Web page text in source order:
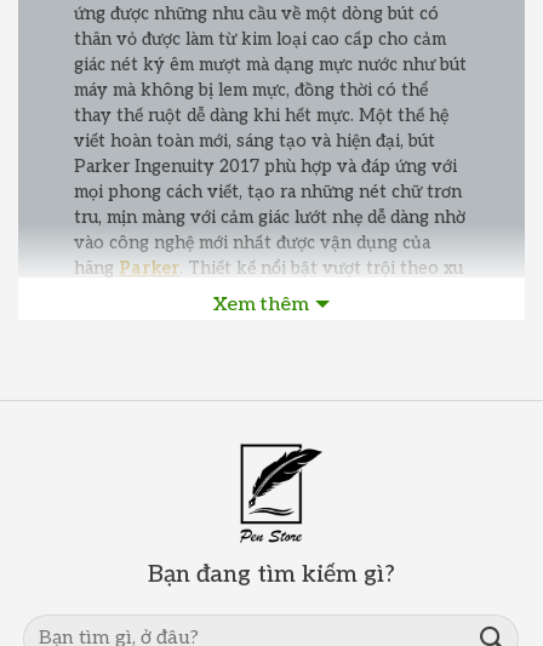
ứng được những nhu cầu về một dòng bút có
thân vỏ được làm từ kim loại cao cấp cho cảm
giác nét ký êm mượt mà dạng mực nước như bút
máy mà không bị lem mực, đồng thời có thể
thay thế ruột dễ dàng khi hết mực. Một thế hệ
viết hoàn toàn mới, sáng tạo và hiện đại, bút
Parker Ingenuity 2017 phù hợp và đáp ứng với
mọi phong cách viết, tạo ra những nét chữ trơn
tru, mịn màng với cảm giác lướt nhẹ dễ dàng nhờ
vào công nghệ mới nhất được vận dụng của
hãng Parker. Thiết kế nổi bật vượt trội theo xu
hướng năng động hiện đại, bút viết Parker 5th
2017 thế hệ 5th ngay sau đây…!
Xem thêm
Bạn đang tìm kiếm gì?